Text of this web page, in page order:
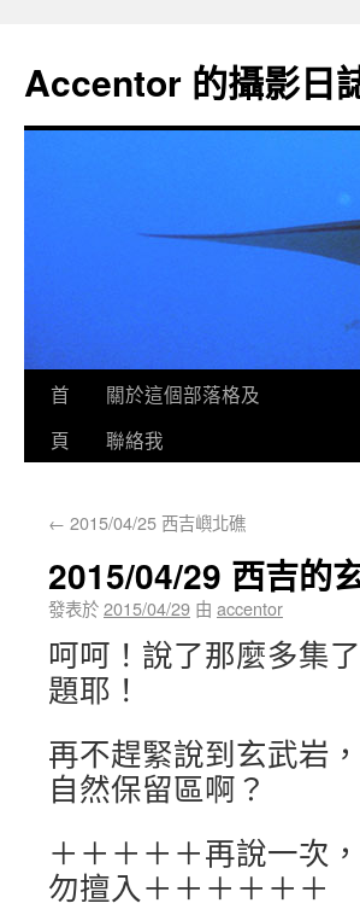
Accentor 的攝影日
首
頁
關於這個部落格及
聯絡我
← 2015/04/25 西吉嶼北礁
2015/04/29 西吉的
發表於2015/04/29 由 accentor
呵呵！說了那麼多集
題耶！
再不趕緊說到玄武岩
自然保留區啊？
＋＋＋＋＋再說一次
勿擅入＋＋＋＋＋＋